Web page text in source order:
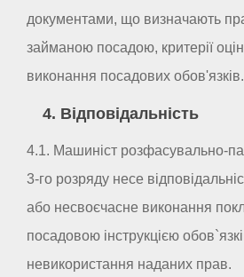
документами, що визначають
займаною посадою, критерії
виконання посадових обов'язків.
4. Відповідальність
4.1. Машиніст розфасувально-
3-го розряду несе
або несвоєчасне виконання
посадовою інструкцією
невикористання наданих прав.